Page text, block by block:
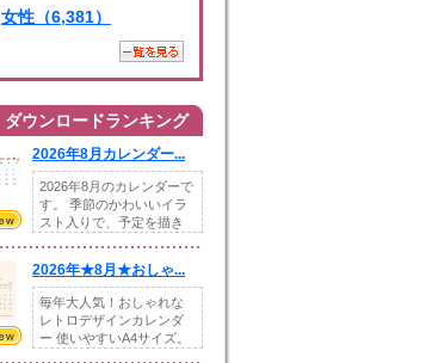
女性（6,381）
ダウンロードランキング
2026年8月カレンダー...
2026年8月のカレンダーで
す。 季節のかわいいイラ
スト入りで、予定を描き
2026年★8月★おしゃ...
毎年大人気！おしゃれな
レトロデザインカレンダ
ー 使いやすいA4サイズ。